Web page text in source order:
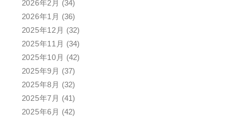
2026年2月 (34)
2026年1月 (36)
2025年12月 (32)
2025年11月 (34)
2025年10月 (42)
2025年9月 (37)
2025年8月 (32)
2025年7月 (41)
2025年6月 (42)